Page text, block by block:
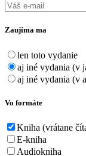
Zaujíma ma
len toto vydanie
aj iné vydania (v
aj iné vydania (v
Vo formáte
Kniha (vrátane
E-kniha
Audiokniha